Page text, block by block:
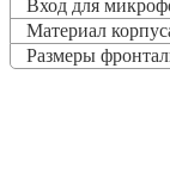
Вход для
Материал
Размеры